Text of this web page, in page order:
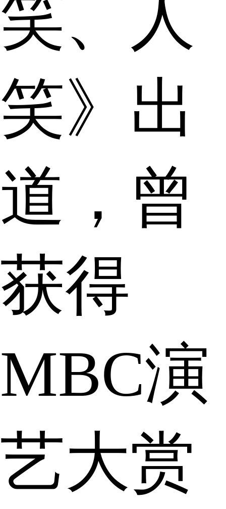
笑、人
笑》出
道，曾
获得
MBC演
艺大赏